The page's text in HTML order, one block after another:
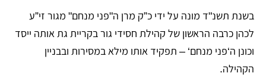
בשנת תשנ"ד מונה על ידי כ”ק מרן ה"פני מנחם" מגור זי”ע
לכהן כרבה הראשון של קהילת חסידי גור בקריית גת אותה ייסד
וכונן ה‘פני מנחם‘ – תפקיד אותו מילא במסירות ובבניין
הקהילה.